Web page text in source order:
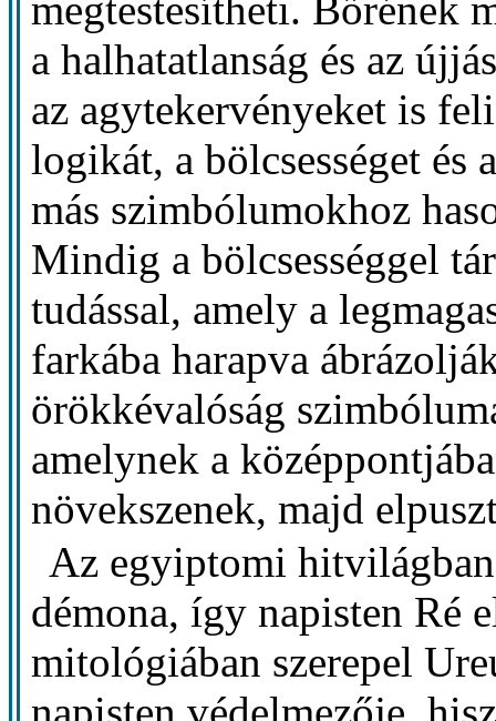
a halhatatlanság és az
az agytekervényeket is
logikát, a bölcsességet és
más szimbólumokhoz
Mindig a bölcsességgel
tudással, amely a
farkába harapva
örökkévalóság
amelynek a
növekszenek, majd
Az egyiptomi
démona, így napisten Ré
mitológiában szerepel